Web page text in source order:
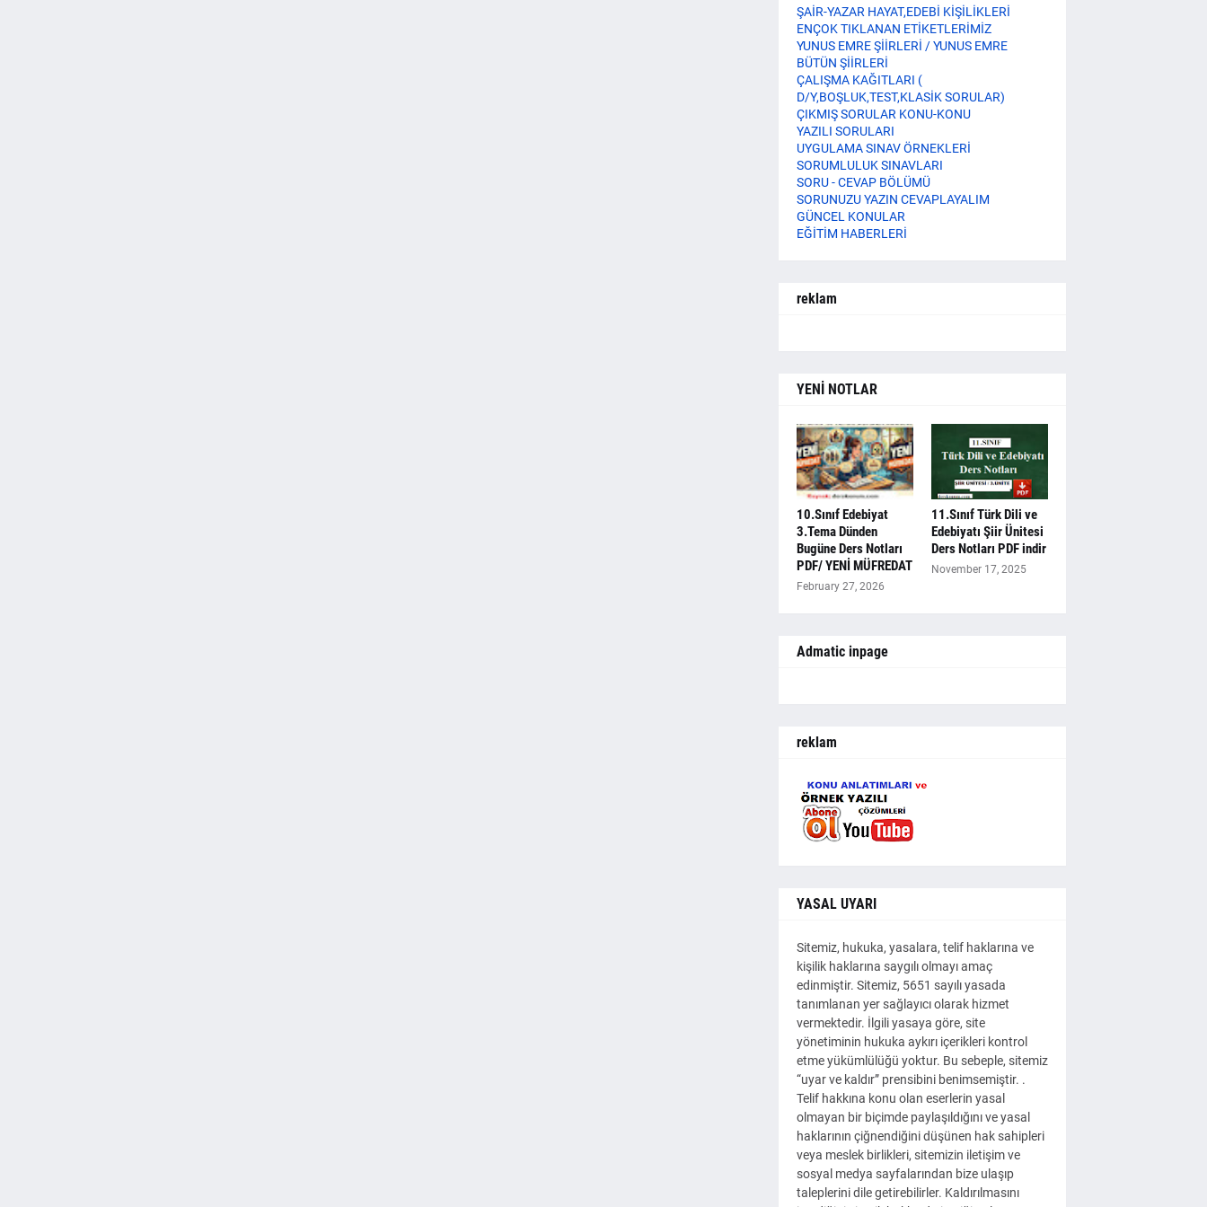
ŞAİR-YAZAR HAYAT,EDEBİ KİŞİLİKLERİ
ENÇOK TIKLANAN ETİKETLERİMİZ
YUNUS EMRE ŞİİRLERİ / YUNUS EMRE
BÜTÜN ŞİİRLERİ
ÇALIŞMA KAĞITLARI (
D/Y,BOŞLUK,TEST,KLASİK SORULAR)
ÇIKMIŞ SORULAR KONU-KONU
YAZILI SORULARI
UYGULAMA SINAV ÖRNEKLERİ
SORUMLULUK SINAVLARI
SORU - CEVAP BÖLÜMÜ
SORUNUZU YAZIN CEVAPLAYALIM
GÜNCEL KONULAR
EĞİTİM HABERLERİ
reklam
YENİ NOTLAR
10.Sınıf Edebiyat
3.Tema Dünden
Bugüne Ders Notları
PDF/ YENİ MÜFREDAT
February 27, 2026
11.Sınıf Türk Dili ve
Edebiyatı Şiir Ünitesi
Ders Notları PDF indir
November 17, 2025
Admatic inpage
reklam
YASAL UYARI
Sitemiz, hukuka, yasalara, telif haklarına ve
kişilik haklarına saygılı olmayı amaç
edinmiştir. Sitemiz, 5651 sayılı yasada
tanımlanan yer sağlayıcı olarak hizmet
vermektedir. İlgili yasaya göre, site
yönetiminin hukuka aykırı içerikleri kontrol
etme yükümlülüğü yoktur. Bu sebeple, sitemiz
“uyar ve kaldır” prensibini benimsemiştir. .
Telif hakkına konu olan eserlerin yasal
olmayan bir biçimde paylaşıldığını ve yasal
haklarının çiğnendiğini düşünen hak sahipleri
veya meslek birlikleri, sitemizin iletişim ve
sosyal medya sayfalarından bize ulaşıp
taleplerini dile getirebilirler. Kaldırılmasını